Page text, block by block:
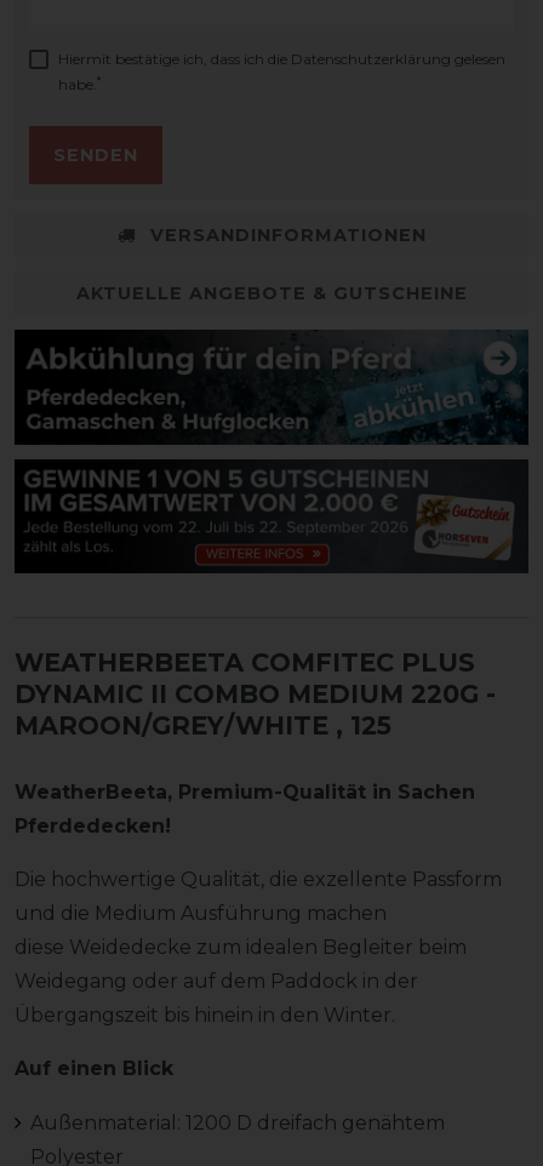
Hiermit bestätige ich, dass ich die Daten­schutz­erklärung gelesen
habe. *
SENDEN
VERSANDINFORMATIONEN
AKTUELLE ANGEBOTE & GUTSCHEINE
WEATHERBEETA COMFITEC PLUS
DYNAMIC II COMBO MEDIUM 220G -
MAROON/GREY/WHITE , 125
WeatherBeeta, Premium-Qualität in Sachen
Pferdedecken!
Die hochwertige Qualität, die exzellente Passform
und die Medium Ausführung machen
diese Weidedecke zum idealen Begleiter beim
Weidegang oder auf dem Paddock in der
Übergangszeit bis hinein in den Winter.
Auf einen Blick
Außenmaterial: 1200 D dreifach genähtem
Polyester